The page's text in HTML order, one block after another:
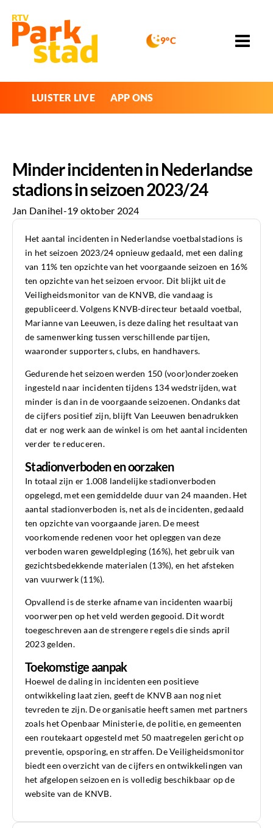
9°C
LUISTER LIVE APP ONS
Minder incidenten in Nederlandse
stadions in seizoen 2023/24
Jan Danihel-19 oktober 2024
Het aantal incidenten in Nederlandse voetbalstadions is
in het seizoen 2023/24 opnieuw gedaald, met een daling
van 11% ten opzichte van het voorgaande seizoen en 16%
ten opzichte van het seizoen ervoor. Dit blijkt uit de
Veiligheidsmonitor van de KNVB, die vandaag is
gepubliceerd. Volgens KNVB-directeur betaald voetbal,
Marianne van Leeuwen, is deze daling het resultaat van
de samenwerking tussen verschillende partijen,
waaronder supporters, clubs, en handhavers.
Gedurende het seizoen werden 150 (voor)onderzoeken
ingesteld naar incidenten tijdens 134 wedstrijden, wat
minder is dan in de voorgaande seizoenen. Ondanks dat
de cijfers positief zijn, blijft Van Leeuwen benadrukken
dat er nog werk aan de winkel is om het aantal incidenten
verder te reduceren.
Stadionverboden en oorzaken
In totaal zijn er 1.008 landelijke stadionverboden
opgelegd, met een gemiddelde duur van 24 maanden. Het
aantal stadionverboden is, net als de incidenten, gedaald
ten opzichte van voorgaande jaren. De meest
voorkomende redenen voor het opleggen van deze
verboden waren geweldpleging (16%), het gebruik van
gezichtsbedekkende materialen (13%), en het afsteken
van vuurwerk (11%).
Opvallend is de sterke afname van incidenten waarbij
voorwerpen op het veld werden gegooid. Dit wordt
toegeschreven aan de strengere regels die sinds april
2023 gelden.
Toekomstige aanpak
Hoewel de daling in incidenten een positieve
ontwikkeling laat zien, geeft de KNVB aan nog niet
tevreden te zijn. De organisatie heeft samen met partners
zoals het Openbaar Ministerie, de politie, en gemeenten
een routekaart opgesteld met 50 maatregelen gericht op
preventie, opsporing, en straffen. De Veiligheidsmonitor
biedt een overzicht van de cijfers en ontwikkelingen van
het afgelopen seizoen en is volledig beschikbaar op de
website van de KNVB.